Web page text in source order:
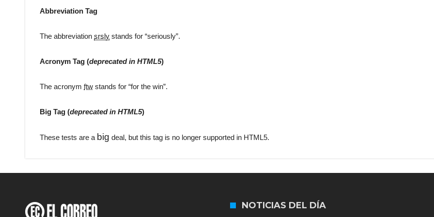
Abbreviation Tag
The abbreviation srsly stands for “seriously”.
Acronym Tag (deprecated in HTML5)
The acronym ftw stands for “for the win”.
Big Tag (deprecated in HTML5)
These tests are a big deal, but this tag is no longer supported in HTML5.
NOTICIAS DEL DÍA